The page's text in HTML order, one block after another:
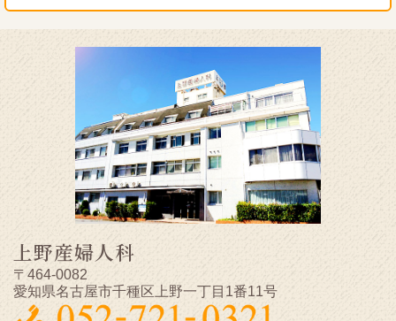
上野産婦人科
〒464-0082
愛知県名古屋市千種区上野一丁目1番11号